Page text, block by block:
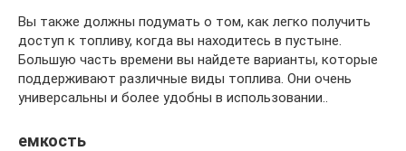
Вы также должны подумать о том, как легко получить
доступ к топливу, когда вы находитесь в пустыне.
Большую часть времени вы найдете варианты, которые
поддерживают различные виды топлива. Они очень
универсальны и более удобны в использовании..
емкость